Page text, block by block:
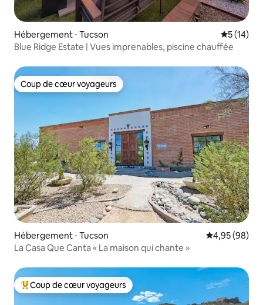
Hébergement ⋅ Tucson
5 (14)
Blue Ridge Estate | Vues imprenables, piscine chauffée
Coup de cœur voyageurs
Coup de cœur voyageurs
Hébergement ⋅ Tucson Évaluation
4,95 (98)
La Casa Que Canta « La maison qui chante »
Coups de cœur voyageurs les plus appréciés
Coup de cœur voyageurs